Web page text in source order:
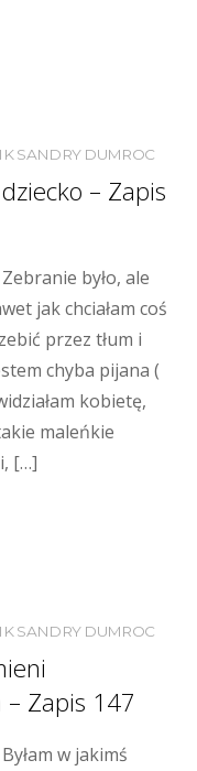
SANDRY DUMROC
– Zapis
było, ale
jak chciałam coś
przez tłum i
chyba pijana (
kobietę,
maleńkie
[…]
SANDRY DUMROC
– Zapis 147
w jakimś